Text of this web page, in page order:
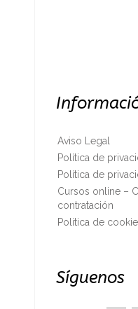
Aviso Legal
Política de
Política de
Cursos online –
contratación
Política de
Síguenos